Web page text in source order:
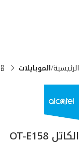
الرئيسية الموبايلات
الكاتل OT-E158